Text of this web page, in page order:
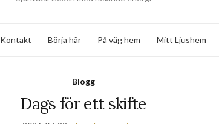
Kontakt Börja här På väg hem Mitt Ljushem
Blogg
Dags för ett skifte